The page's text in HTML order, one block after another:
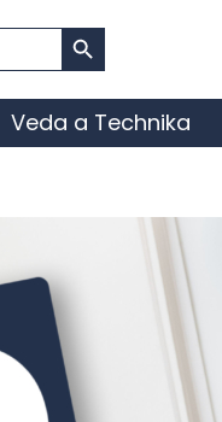
Search Button
Veda a Technika